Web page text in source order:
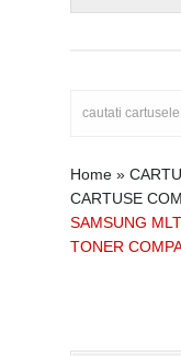
Home »
CARTUSE
SAMSUNG
TONER